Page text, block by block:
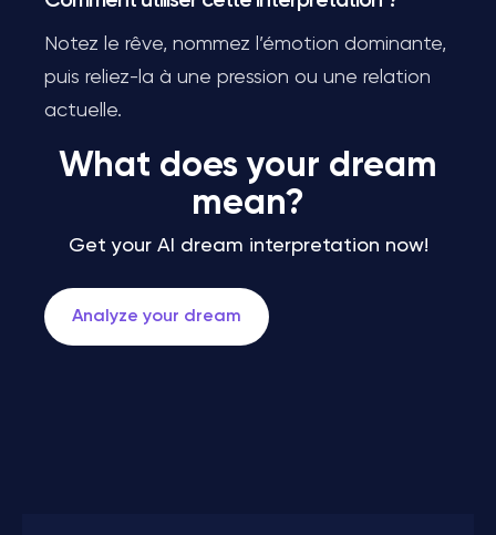
Notez le rêve, nommez l’émotion dominante,
puis reliez-la à une pression ou une relation
actuelle.
What does your dream
mean?
Get your AI dream interpretation now!
Analyze your dream